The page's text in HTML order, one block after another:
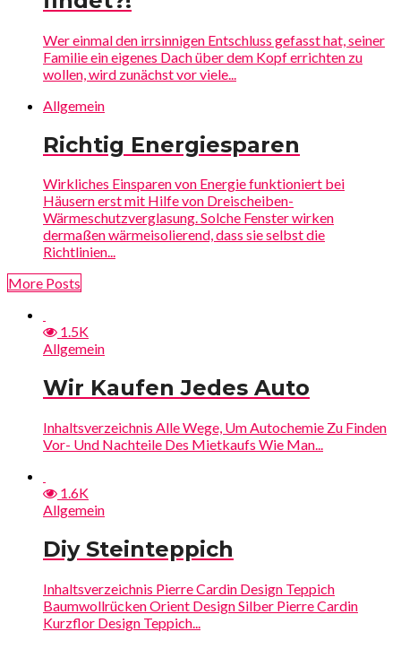
Wer einmal den irrsinnigen Entschluss gefasst hat, seiner
Familie ein eigenes Dach über dem Kopf errichten zu
wollen, wird zunächst vor viele...
Allgemein
Richtig Energiesparen
Wirkliches Einsparen von Energie funktioniert bei
Häusern erst mit Hilfe von Dreischeiben-
Wärmeschutzverglasung. Solche Fenster wirken
dermaßen wärmeisolierend, dass sie selbst die
Richtlinien...
More Posts
1.5K
Allgemein
Wir Kaufen Jedes Auto
Inhaltsverzeichnis Alle Wege, Um Autochemie Zu Finden
Vor- Und Nachteile Des Mietkaufs Wie Man...
1.6K
Allgemein
Diy Steinteppich
Inhaltsverzeichnis Pierre Cardin Design Teppich
Baumwollrücken Orient Design Silber Pierre Cardin
Kurzflor Design Teppich...